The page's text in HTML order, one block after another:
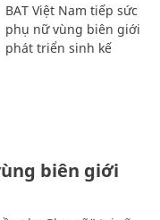
BAT Việt Nam tiếp sức
phụ nữ vùng biên giới
phát triển sinh kế
biên giới